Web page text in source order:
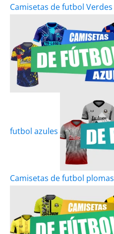
Camisetas de futbol Verdes
futbol azules
Camisetas de futbol plomas